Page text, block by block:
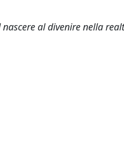
al divenire nella